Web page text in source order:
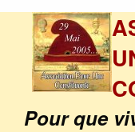
Pour que